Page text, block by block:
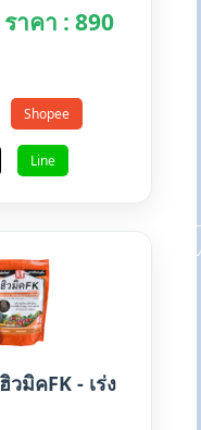
าคา : 890
Shopee
Line
วมิคFK - เร่ง